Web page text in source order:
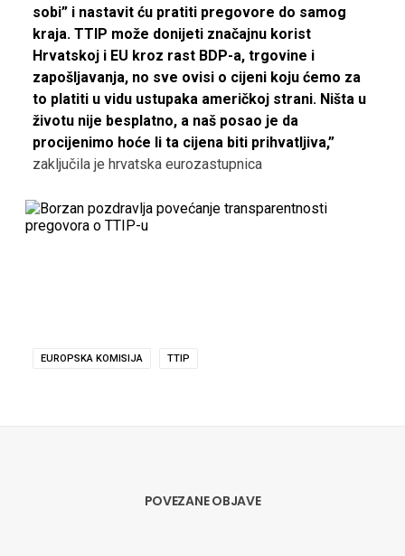
sobi” i nastavit ću pratiti pregovore do samog
kraja. TTIP može donijeti značajnu korist
Hrvatskoj i EU kroz rast BDP-a, trgovine i
zapošljavanja, no sve ovisi o cijeni koju ćemo za
to platiti u vidu ustupaka američkoj strani. Ništa u
životu nije besplatno, a naš posao je da
procijenimo hoće li ta cijena biti prihvatljiva,”
zaključila je hrvatska eurozastupnica
EUROPSKA KOMISIJA TTIP
POVEZANE OBJAVE